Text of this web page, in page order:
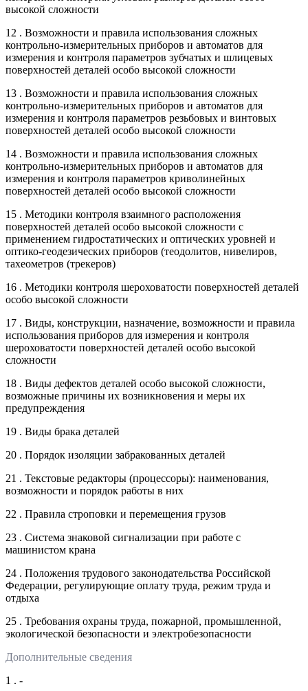
высокой сложности
12 . Возможности и правила использования сложных
контрольно-измерительных приборов и автоматов для
измерения и контроля параметров зубчатых и шлицевых
поверхностей деталей особо высокой сложности
13 . Возможности и правила использования сложных
контрольно-измерительных приборов и автоматов для
измерения и контроля параметров резьбовых и винтовых
поверхностей деталей особо высокой сложности
14 . Возможности и правила использования сложных
контрольно-измерительных приборов и автоматов для
измерения и контроля параметров криволинейных
поверхностей деталей особо высокой сложности
15 . Методики контроля взаимного расположения
поверхностей деталей особо высокой сложности с
применением гидростатических и оптических уровней и
оптико-геодезических приборов (теодолитов, нивелиров,
тахеометров (трекеров)
16 . Методики контроля шероховатости поверхностей деталей
особо высокой сложности
17 . Виды, конструкции, назначение, возможности и правила
использования приборов для измерения и контроля
шероховатости поверхностей деталей особо высокой
сложности
18 . Виды дефектов деталей особо высокой сложности,
возможные причины их возникновения и меры их
предупреждения
19 . Виды брака деталей
20 . Порядок изоляции забракованных деталей
21 . Текстовые редакторы (процессоры): наименования,
возможности и порядок работы в них
22 . Правила строповки и перемещения грузов
23 . Система знаковой сигнализации при работе с
машинистом крана
24 . Положения трудового законодательства Российской
Федерации, регулирующие оплату труда, режим труда и
отдыха
25 . Требования охраны труда, пожарной, промышленной,
экологической безопасности и электробезопасности
Дополнительные сведения
1 . -